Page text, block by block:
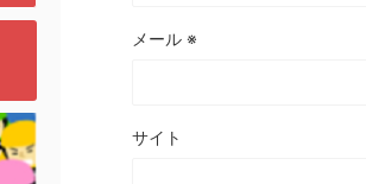
メール ※
サイト